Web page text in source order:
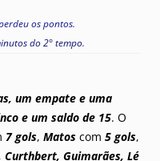
os pontos.
do 2° tempo.
um empate e uma
e um saldo de 15. O
7 gols, Matos com 5 gols,
Curthbert, Guimarães, Lé